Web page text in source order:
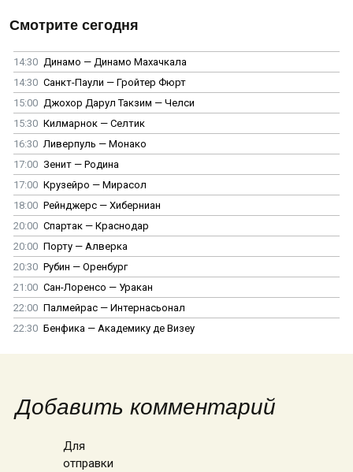
Смотрите сегодня
14:30 Динамо — Динамо Махачкала
14:30 Санкт-Паули — Гройтер Фюрт
15:00 Джохор Дарул Такзим — Челси
15:30 Килмарнок — Селтик
16:30 Ливерпуль — Монако
17:00 Зенит — Родина
17:00 Крузейро — Мирасол
18:00 Рейнджерс — Хиберниан
20:00 Спартак — Краснодар
20:00 Порту — Алверка
20:30 Рубин — Оренбург
21:00 Сан-Лоренсо — Уракан
22:00 Палмейрас — Интернасьонал
22:30 Бенфика — Академику де Визеу
Добавить комментарий
Для
отправки